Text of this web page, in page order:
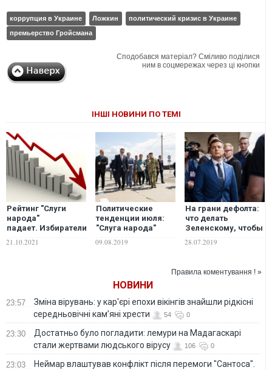
коррупция в Украине Ложкин
политический кризис в Украине
премьерство Гройсмана
Сподобався матеріал? Сміливо поділися
ним в соцмережах через ці кнопки
ІНШІ НОВИНИ ПО ТЕМІ
Рейтинг "Слуги
народа"
падает. Избиратели
что действиями
Бортник
21.10.2021
Политические
тенденции июля:
"Слуга народа"
"Хозяина страны"
09.08.2019
На грани дефолта:
что делать
Зеленскому, чтобы
рабом кредиторов
28.07.2019
Правила коментування ! »
НОВИНИ
23:57
Зміна вірувань: у кар'єрі епохи вікінгів знайшли рідкісні
середньовічні кам’яні хрести
54 0
23:30
Достатньо було погладити: лемури на Мадагаскарі
стали жертвами людського вірусу
106 0
23:03
Неймар влаштував конфлікт після перемоги "Сантоса".